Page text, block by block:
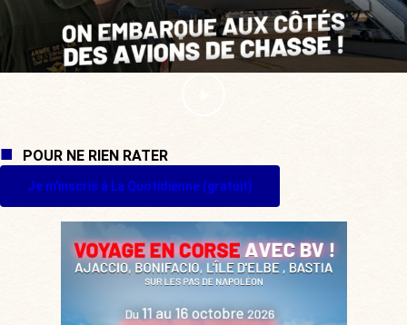
POUR NE RIEN RATER
Je m'inscris à La Quotidienne (gratuit)